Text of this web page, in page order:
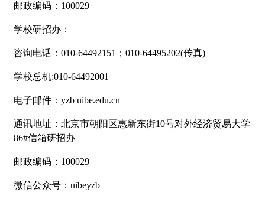
邮政编码：100029
学校研招办：
咨询电话：010-64492151；010-64495202(传真)
学校总机:010-64492001
电子邮件：yzb uibe.edu.cn
通讯地址：北京市朝阳区惠新东街10号对外经济贸易大学
86#信箱研招办
邮政编码：100029
微信公众号：uibeyzb